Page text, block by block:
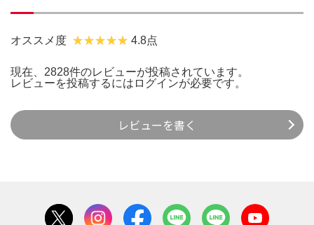
オススメ度 4.8点
現在、2828件のレビューが投稿されています。
レビューを投稿するには ログインが必要です。
レビューを書く